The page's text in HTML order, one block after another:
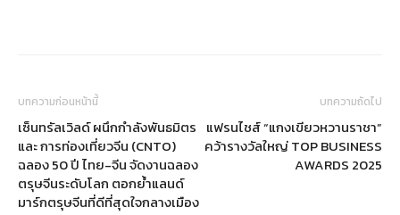
บทความก่อนหน้านี้
เซ็นทรัลเวิลด์ ผนึกกำลังพันธมิตร
และ การท่องเที่ยวจีน (CNTO)
ฉลอง 50 ปี ไทย-จีน จัดงานฉลอง
ตรุษจีนระดับโลก ตอกย้ำแลนด์
มาร์กตรุษจีนที่ดีที่สุดใจกลางเมือง
บทความถัดไป
แฟรนไชส์ “แกงเขียวหวานราชา”
คว้ารางวัลใหญ่ TOP BUSINESS
AWARDS 2025